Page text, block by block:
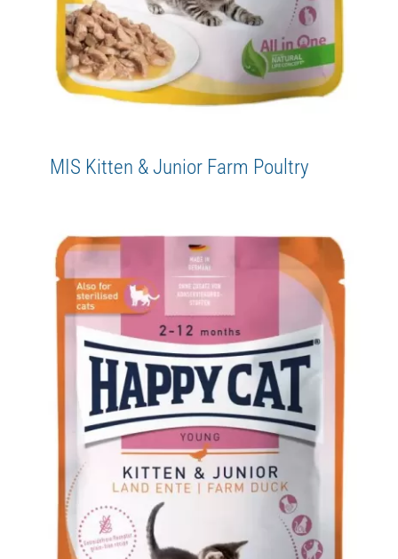
MIS Kitten & Junior Farm Poultry
Happy Cat HC kitten & junior MIS WetFood Young
MIS Kitten & Junior Farm Poultry